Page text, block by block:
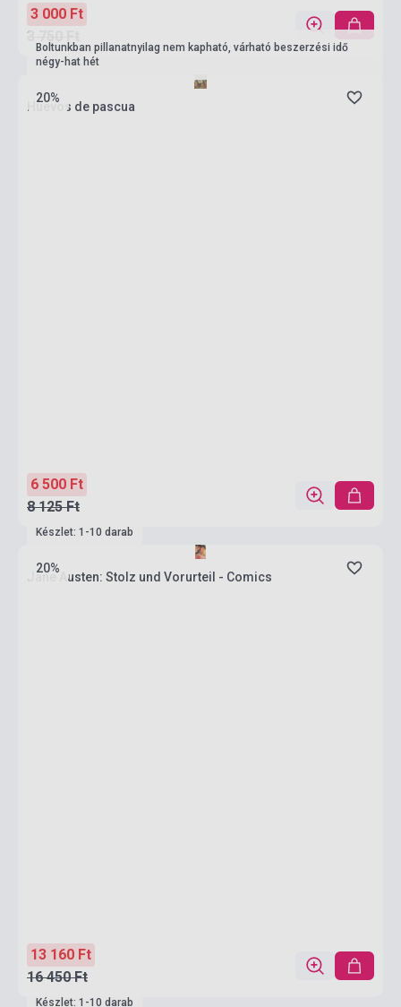
3 000 Ft
3 750 Ft
20%
Boltunkban pillanatnyilag nem kapható, várható beszerzési idő
négy-hat hét
Huevos de pascua
6 500 Ft
8 125 Ft
20%
Készlet: 1-10 darab
Jane Austen: Stolz und Vorurteil - Comics
13 160 Ft
16 450 Ft
Készlet: 1-10 darab